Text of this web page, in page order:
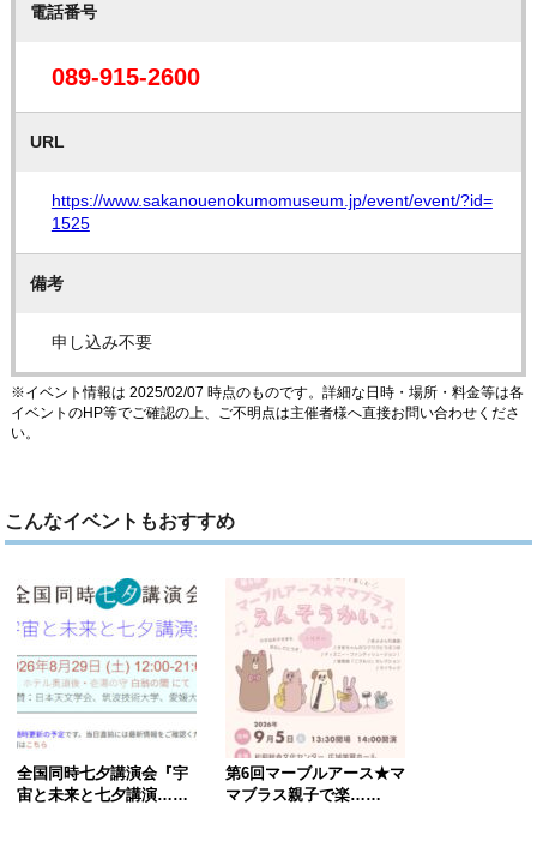
電話番号
089-915-2600
URL
https://www.sakanouenokumomuseum.jp/event/event/?id=
1525
備考
申し込み不要
※イベント情報は 2025/02/07 時点のものです。詳細な日時・場所・料金等は各
イベントのHP等でご確認の上、ご不明点は主催者様へ直接お問い合わせくださ
い。
こんなイベントもおすすめ
全国同時七夕講演会『宇
宙と未来と七夕講演……
第6回マーブルアース★マ
マブラス親子で楽……